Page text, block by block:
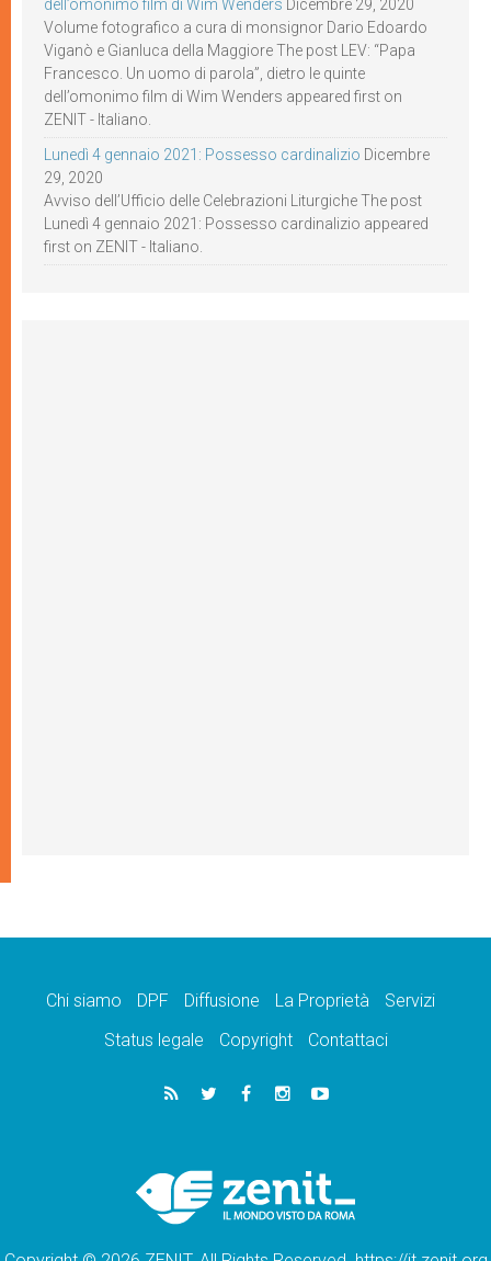
dell’omonimo film di Wim Wenders Dicembre 29, 2020
Volume fotografico a cura di monsignor Dario Edoardo
Viganò e Gianluca della Maggiore The post LEV: “Papa
Francesco. Un uomo di parola”, dietro le quinte
dell’omonimo film di Wim Wenders appeared first on
ZENIT - Italiano.
Lunedì 4 gennaio 2021: Possesso cardinalizio Dicembre
29, 2020
Avviso dell’Ufficio delle Celebrazioni Liturgiche The post
Lunedì 4 gennaio 2021: Possesso cardinalizio appeared
first on ZENIT - Italiano.
Chi siamo DPF Diffusione La Proprietà
Servizi
Status legale
Copyright Contattaci